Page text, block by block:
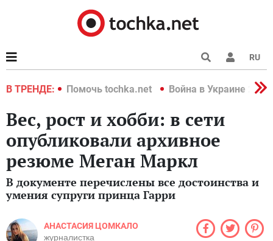
RU
В ТРЕНДЕ:
2022 Помочь tochka.net Война в Украине 2022
Вес, рост и хобби: в сети
опубликовали архивное
резюме Меган Маркл
В документе перечислены все достоинства и
умения супруги принца Гарри
АНАСТАСИЯ ЦОМКАЛО
журналистка